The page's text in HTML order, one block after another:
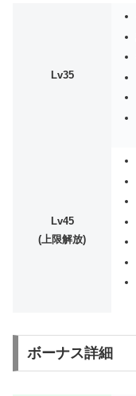
Lv35
Lv45
(上限解放)
ボーナス詳細